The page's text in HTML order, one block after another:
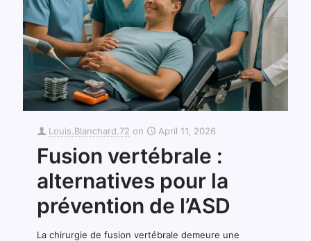
Louis.Blanchard.72 on April 11, 2026
Fusion vertébrale :
alternatives pour la
prévention de l’ASD
La chirurgie de fusion vertébrale demeure une